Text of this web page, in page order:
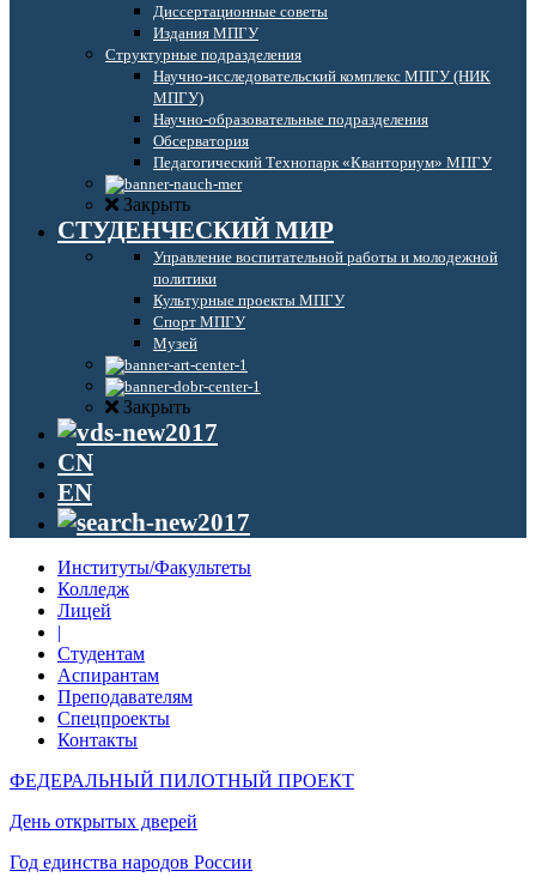
Диссертационные советы
Издания МПГУ
Структурные подразделения
Научно-исследовательский комплекс МПГУ (НИК
МПГУ)
Научно-образовательные подразделения
Обсерватория
Педагогический Технопарк «Кванториум» МПГУ
Закрыть
СТУДЕНЧЕСКИЙ МИР
Управление воспитательной работы и молодежной
политики
Культурные проекты МПГУ
Спорт МПГУ
Музей
Закрыть
CN
EN
Институты/Факультеты
Колледж
Лицей
|
Студентам
Аспирантам
Преподавателям
Спецпроекты
Контакты
ФЕДЕРАЛЬНЫЙ ПИЛОТНЫЙ ПРОЕКТ
День открытых дверей
Год единства народов России